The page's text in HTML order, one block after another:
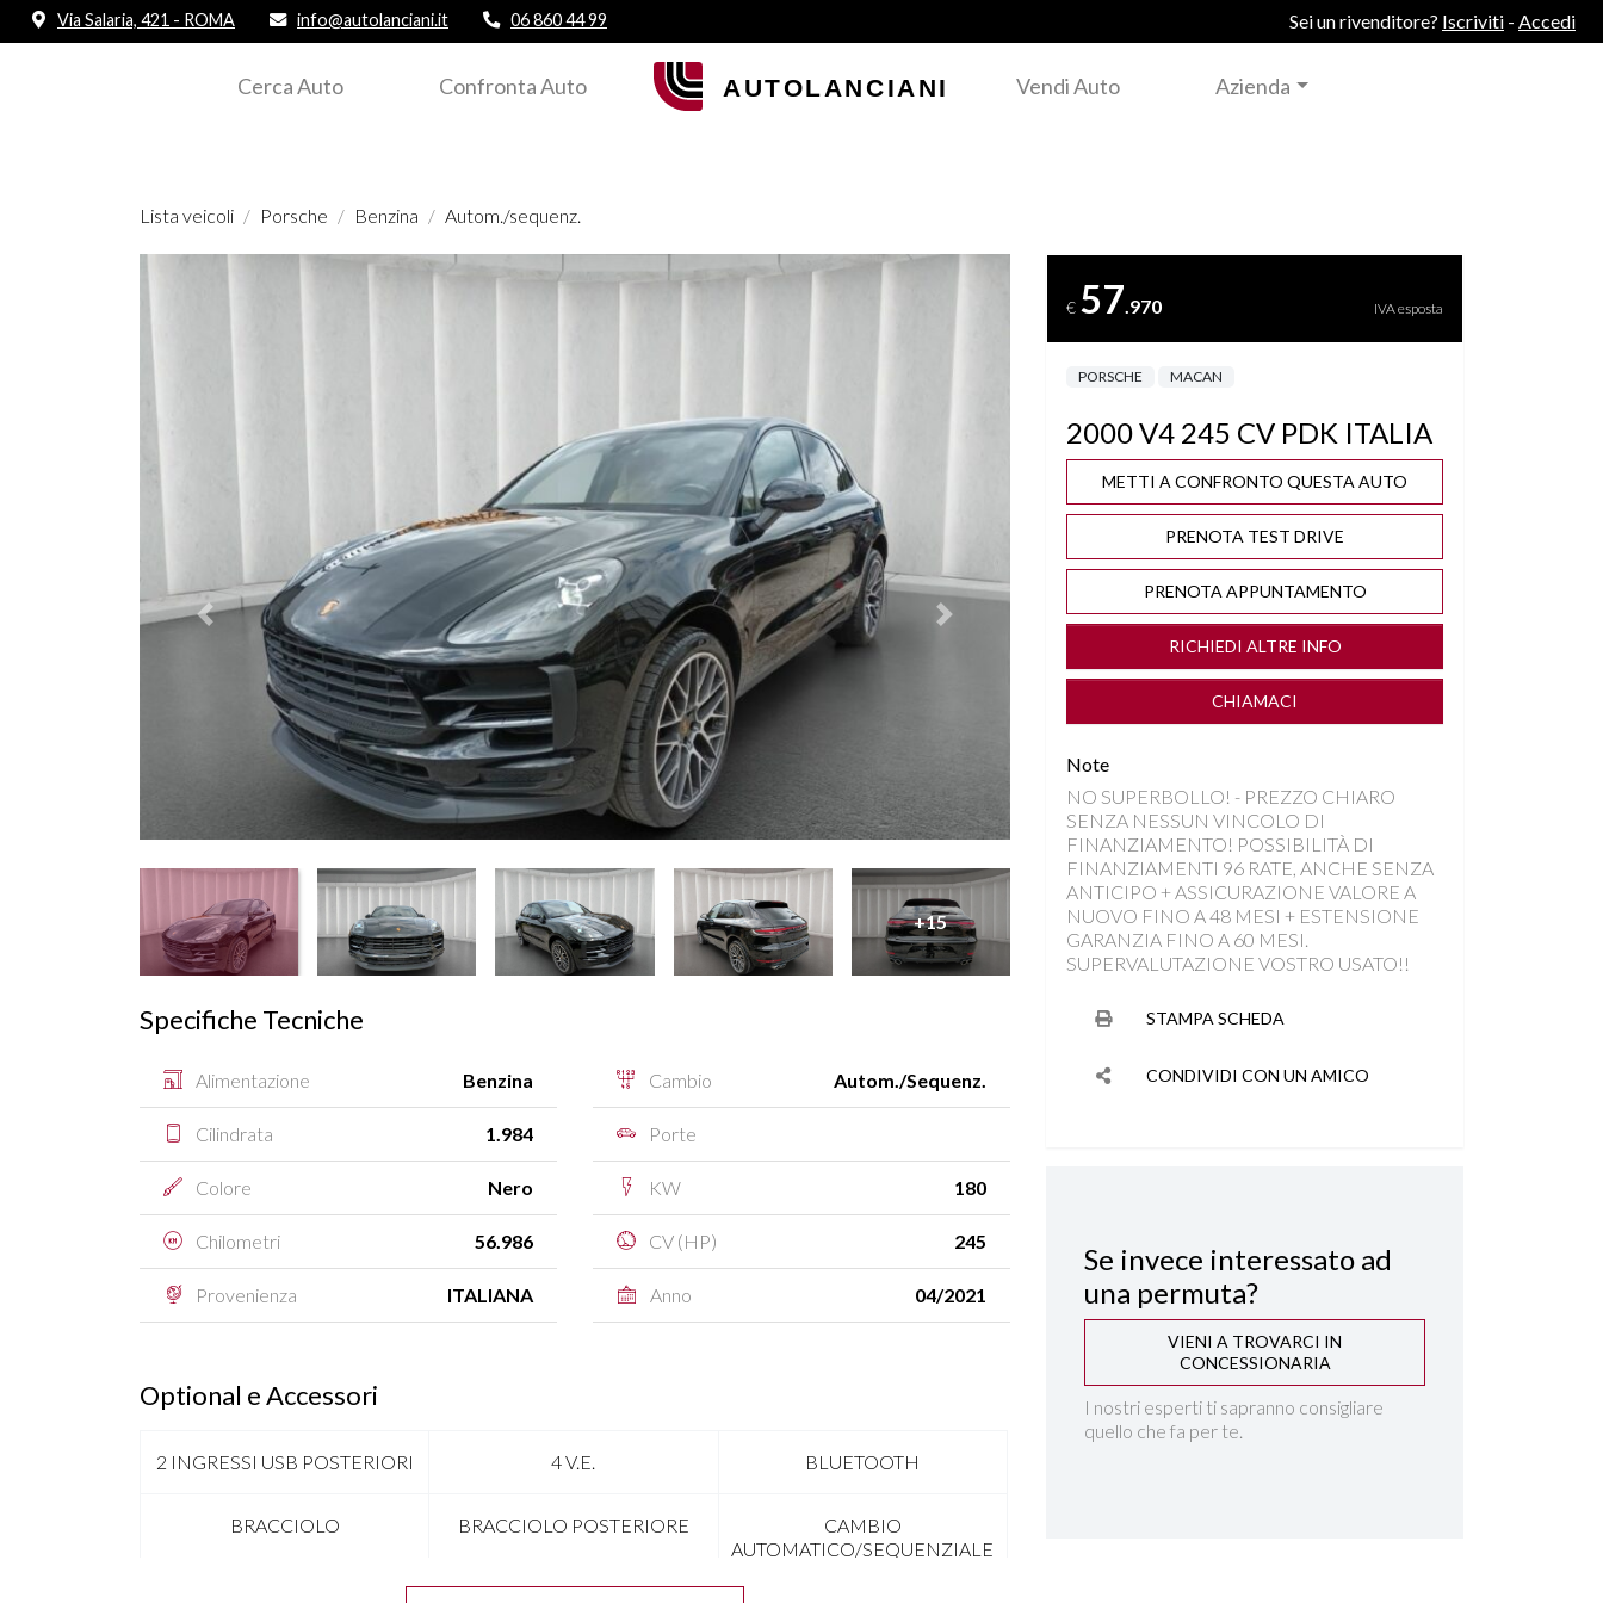
Via Salaria, 421 - ROMA info@autolanciani.it 06 860 44 99 Sei un rivenditore? Iscriviti - Accedi
Cerca Auto Confronta Auto Vendi Auto Azienda
Lista veicoli Porsche Benzina Autom./sequenz.
Prededente Successivo
+15
Specifiche Tecniche
Alimentazione Benzina
Cilindrata 1.984
Colore Nero
Chilometri 56.986
Provenienza ITALIANA
Cambio Autom./Sequenz.
Porte
KW 180
CV (HP) 245
Anno 04/2021
Optional e Accessori
2 INGRESSI USB POSTERIORI 4 V.E. BLUETOOTH
BRACCIOLO BRACCIOLO POSTERIORE
CAMBIO
AUTOMATICO/SEQUENZIALE
€ 57.970 IVA esposta
PORSCHE MACAN
2000 V4 245 CV PDK ITALIA
METTI A CONFRONTO QUESTA AUTO
PRENOTA TEST DRIVE
PRENOTA APPUNTAMENTO
RICHIEDI ALTRE INFO
CHIAMACI
Note
NO SUPERBOLLO! - PREZZO CHIARO
SENZA NESSUN VINCOLO DI
FINANZIAMENTO! POSSIBILITÀ DI
FINANZIAMENTI 96 RATE, ANCHE SENZA
ANTICIPO + ASSICURAZIONE VALORE A
NUOVO FINO A 48 MESI + ESTENSIONE
GARANZIA FINO A 60 MESI.
SUPERVALUTAZIONE VOSTRO USATO!!
STAMPA SCHEDA
CONDIVIDI CON UN AMICO
Se invece interessato ad
una permuta?
VIENI A TROVARCI IN
CONCESSIONARIA
I nostri esperti ti sapranno consigliare
quello che fa per te.